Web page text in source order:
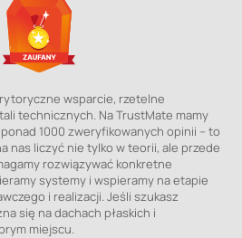
wsparcie, rzetelne
technicznych. Na TrustMate mamy
1000 zweryfikowanych opinii – to
nas liczyć nie tylko w teorii, ale przede
rozwiązywać konkretne
systemy i wspieramy na etapie
i realizacji. Jeśli szukasz
się na dachach płaskich i
miejscu.